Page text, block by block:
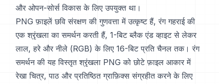
और ओपन-सोर्स विकास के लिए उपयुक्त था।
PNG फ़ाइलें छवि संरक्षण की गुणवत्ता में उत्कृष्ट हैं, रंग गहराई की
एक श्रृंखला का समर्थन करती हैं, 1-बिट ब्लैक एंड व्हाइट से लेकर
लाल, हरे और नीले (RGB) के लिए 16-बिट प्रति चैनल तक। रंग
समर्थन की यह विस्तृत श्रृंखला PNG को छोटे फ़ाइल आकार में
रेखा चित्र, पाठ और प्रतिष्ठित ग्राफ़िक्स संग्रहीत करने के लिए